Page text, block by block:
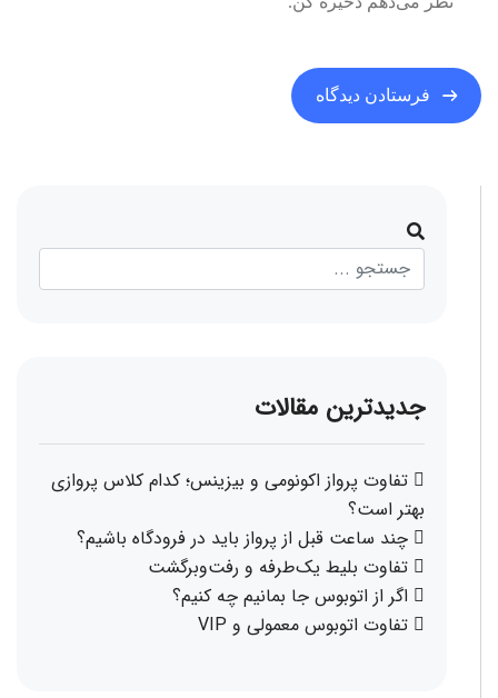
جدیدترین مقالات
تفاوت پرواز اکونومی و بیزینس؛ کدام کلاس پروازی
بهتر است؟
چند ساعت قبل از پرواز باید در فرودگاه باشیم؟
تفاوت بلیط یک‌طرفه و رفت‌وبرگشت
اگر از اتوبوس جا بمانیم چه کنیم؟
تفاوت اتوبوس معمولی و VIP